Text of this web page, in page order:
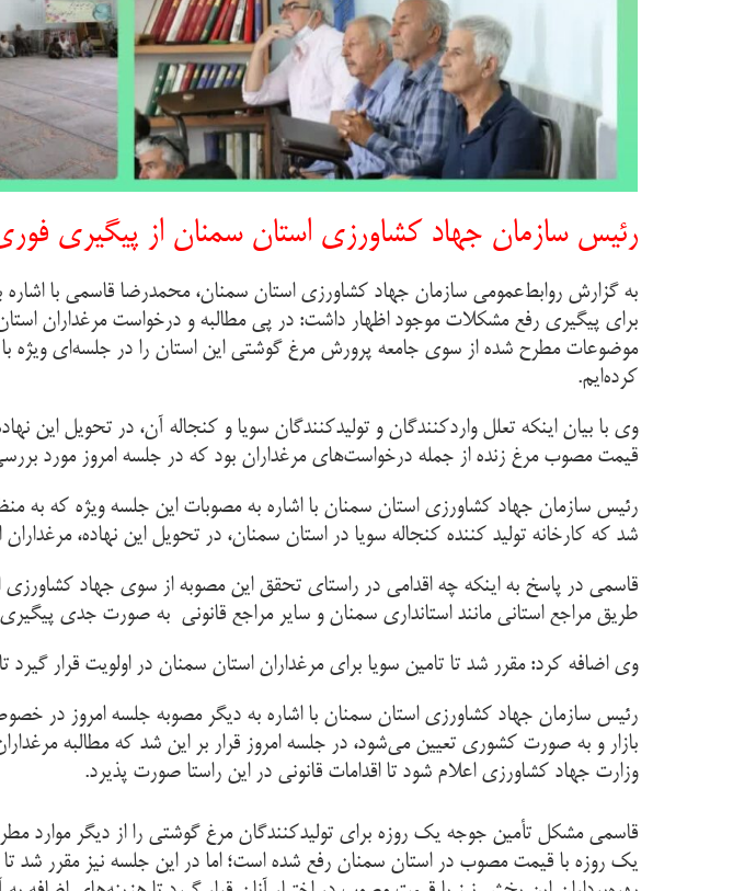
رئیس سازمان جهاد کشاورزی استان سمنان از پیگیری
به گزارش روابط‌عمومی سازمان جهاد کشاورزی استان سمنان، محمدرضا قاسمی با
برای پیگیری رفع مشکلات موجود اظهار داشت: در پی مطالبه و درخواست مرغداران
موضوعات مطرح شده از سوی جامعه پرورش مرغ گوشتی این استان را در جلسه‌ای ویژه
کرده‌ایم.
وی با بیان اینکه تعلل واردکنندگان و تولیدکنندگان سویا و کنجاله آن، در تحویل این
قیمت مصوب مرغ زنده از جمله درخواست‌های مرغداران بود که در جلسه امروز مورد
رئیس سازمان جهاد کشاورزی استان سمنان با اشاره به مصوبات این جلسه ویژه که به
شد که کارخانه تولید کننده کنجاله سویا در استان سمنان، در تحویل این نهاده،
قاسمی در پاسخ به اینکه چه اقدامی در راستای تحقق این مصوبه از سوی جهاد
طریق مراجع استانی مانند استانداری سمنان و سایر مراجع قانونی به صورت جدی
وی اضافه کرد: مقرر شد تا تامین سویا برای مرغداران استان سمنان در اولویت قرار گیرد
رئیس سازمان جهاد کشاورزی استان سمنان با اشاره به دیگر مصوبه جلسه امروز در
بازار و به صورت کشوری تعیین می‌شود، در جلسه امروز قرار بر این شد که مطالبه
وزارت جهاد کشاورزی اعلام شود تا اقدامات قانونی در این راستا صورت پذیرد.
قاسمی مشکل تأمین جوجه یک روزه برای تولیدکنندگان مرغ گوشتی را از دیگر موارد
یک روزه با قیمت مصوب در استان سمنان رفع شده است؛ اما در این جلسه نیز مقرر شد